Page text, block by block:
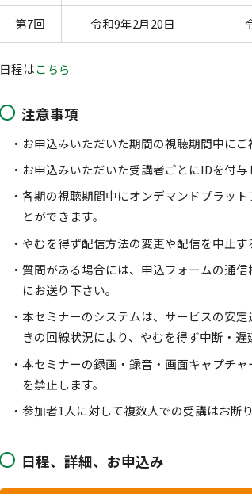
第7回 令和9年2月20日
日程はこちら
注意事項
お申込みいただいた期間の視聴期間中にご
お申込みいただいた受講者ごとにIDを付
各期の視聴期間中にオンデマンドプラッ
とができます。
やむを得ず配信方法の変更や配信を中止
質問がある場合には、申込フォームの通
にお送り下さい。
本セミナーのシステムは、サービスの安
きの回線状況により、やむを得ず中断・
本セミナーの録画・録音・画面キャプチ
を禁止します。
参加者1人に対して複数人での受講はお断
日程、詳細、お申込み